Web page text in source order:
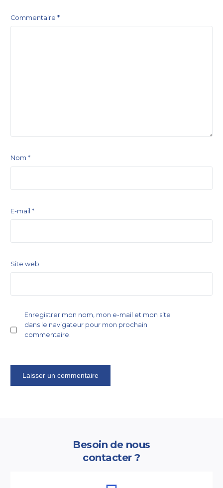
Commentaire*
Nom*
E-mail*
Site web
Enregistrer mon nom, mon e-mail et mon site
dans le navigateur pour mon prochain
commentaire.
Besoin de nous
contacter ?